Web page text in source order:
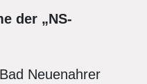
der „NS-
Neuenahrer